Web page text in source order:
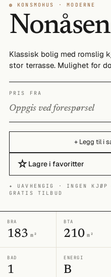
◍ KONSMOHUS · MODERNE
Nonåsen
Klassisk bolig med romslig
stor terrasse. Mulighet for
PRIS FRA
Oppgis ved forespørsel
+ Legg til i
☆Lagre i favoritter
✦ UAVHENGIG · INGEN KJØP
GRATIS TILBUD
BRA
183 m²
BTA
210 m²
BAD
1
ENERGI
B